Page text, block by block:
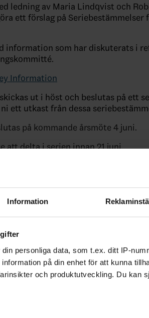
Information
din personliga data, som t.ex. ditt IP-
på din enhet för att kunna
och produktutveckling. Du kan
ledning av Maria Lindqvist och
ett förslag på Seriebestämmelser
information som har diskuterats i
Information
ut i höst och beslutas på ett
ett utkast från dessa
på kommande årsmöte 4 juni.
att delta i serien innan 21 juni.
Anmälan rekreationsishockey
eller 070-9444809